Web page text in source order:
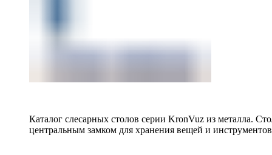
Каталог слесарных столов серии KronVuz из металла.
центральным замком для хранения вещей и